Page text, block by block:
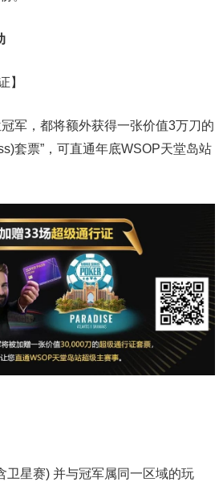
】
军，都将额外获得一张价值3万刀的
套票”，可直通年底WSOP天堂岛站
卫星赛) 并与冠军属同一区域的玩